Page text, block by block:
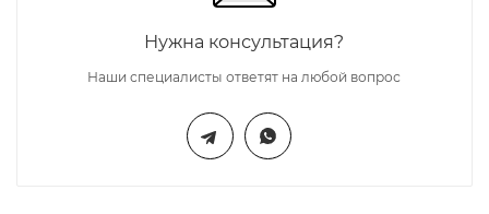
Нужна консультация?
Наши специалисты ответят на любой вопрос